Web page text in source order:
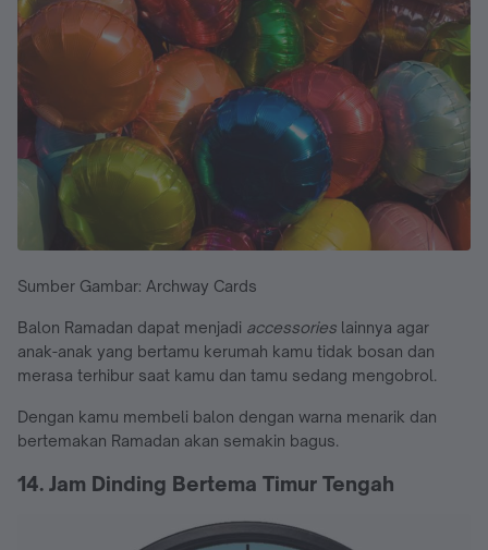
Sumber Gambar: Archway Cards
Balon Ramadan dapat menjadi accessories lainnya agar
anak-anak yang bertamu kerumah kamu tidak bosan dan
merasa terhibur saat kamu dan tamu sedang mengobrol.
Dengan kamu membeli balon dengan warna menarik dan
bertemakan Ramadan akan semakin bagus.
14. Jam Dinding Bertema Timur Tengah